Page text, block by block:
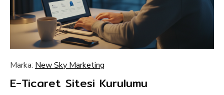
Marka: New Sky Marketing
E-Ticaret Sitesi Kurulumu